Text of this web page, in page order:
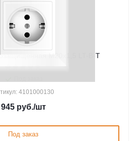
М20х1,5 LT-B-T
4101000130
945руб./шт
Под заказ